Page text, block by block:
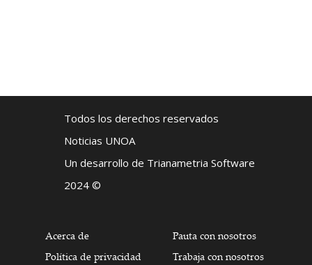
Todos los derechos reservados
Noticias UNOA
Un desarrollo de Trianametria Software
2024 ©
Acerca de
Política de privacidad
Pauta con nosotros
Trabaja con nosotros